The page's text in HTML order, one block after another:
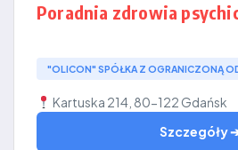
Poradnia zdrowia
"OLICON" SPÓŁKA Z OGRANICZONĄ
Kartuska 214, 80-122 Gdańsk
Szczegóły